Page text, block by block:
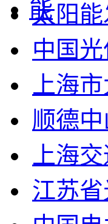
太阳能
中国
上海
顺德
上海
江苏